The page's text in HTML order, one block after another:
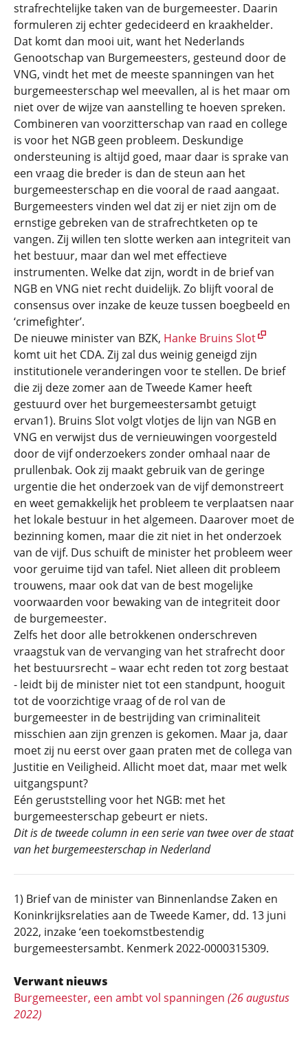
strafrechtelijke taken van de burgemeester. Daarin
formuleren zij echter gedecideerd en kraakhelder.
Dat komt dan mooi uit, want het Nederlands
Genootschap van Burgemeesters, gesteund door de
VNG, vindt het met de meeste spanningen van het
burgemeesterschap wel meevallen, al is het maar om
niet over de wijze van aanstelling te hoeven spreken.
Combineren van voorzitterschap van raad en college
is voor het NGB geen probleem. Deskundige
ondersteuning is altijd goed, maar daar is sprake van
een vraag die breder is dan de steun aan het
burgemeesterschap en die vooral de raad aangaat.
Burgemeesters vinden wel dat zij er niet zijn om de
ernstige gebreken van de strafrechtketen op te
vangen. Zij willen ten slotte werken aan integriteit van
het bestuur, maar dan wel met effectieve
instrumenten. Welke dat zijn, wordt in de brief van
NGB en VNG niet recht duidelijk. Zo blijft vooral de
consensus over inzake de keuze tussen boegbeeld en
‘crimefighter’.
De nieuwe minister van BZK, Hanke Bruins Slot
komt uit het CDA. Zij zal dus weinig geneigd zijn
institutionele veranderingen voor te stellen. De brief
die zij deze zomer aan de Tweede Kamer heeft
gestuurd over het burgemeestersambt getuigt
ervan1). Bruins Slot volgt vlotjes de lijn van NGB en
VNG en verwijst dus de vernieuwingen voorgesteld
door de vijf onderzoekers zonder omhaal naar de
prullenbak. Ook zij maakt gebruik van de geringe
urgentie die het onderzoek van de vijf demonstreert
en weet gemakkelijk het probleem te verplaatsen naar
het lokale bestuur in het algemeen. Daarover moet de
bezinning komen, maar die zit niet in het onderzoek
van de vijf. Dus schuift de minister het probleem weer
voor geruime tijd van tafel. Niet alleen dit probleem
trouwens, maar ook dat van de best mogelijke
voorwaarden voor bewaking van de integriteit door
de burgemeester.
Zelfs het door alle betrokkenen onderschreven
vraagstuk van de vervanging van het strafrecht door
het bestuursrecht – waar echt reden tot zorg bestaat
- leidt bij de minister niet tot een standpunt, hooguit
tot de voorzichtige vraag of de rol van de
burgemeester in de bestrijding van criminaliteit
misschien aan zijn grenzen is gekomen. Maar ja, daar
moet zij nu eerst over gaan praten met de collega van
Justitie en Veiligheid. Allicht moet dat, maar met welk
uitgangspunt?
Eén geruststelling voor het NGB: met het
burgemeesterschap gebeurt er niets.
Dit is de tweede column in een serie van twee over de staat
van het burgemeesterschap in Nederland
1) Brief van de minister van Binnenlandse Zaken en
Koninkrijksrelaties aan de Tweede Kamer, dd. 13 juni
2022, inzake ‘een toekomstbestendig
burgemeestersambt. Kenmerk 2022-0000315309.
Verwant nieuws
Burgemeester, een ambt vol spanningen (26 augustus
2022)